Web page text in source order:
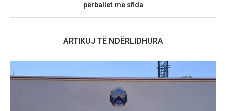
përballet me sfida
ARTIKUJ TË NDËRLIDHURA